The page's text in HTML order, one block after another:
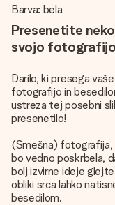
Barva: bela
Presenetite
svojo
Darilo, ki presega
fotografijo in
ustreza tej posebni
presenetilo!
(Smešna) fotografija,
bo vedno poskrbela,
bolj izvirne ideje
obliki srca lahko
besedilom.